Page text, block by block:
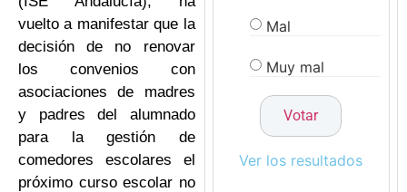
vuelto a manifestar que la
decisión de no renovar
los convenios con
asociaciones de madres
y padres del alumnado
para la gestión de
comedores escolares el
próximo curso escolar no
Mal
Muy mal
Ver los resultados